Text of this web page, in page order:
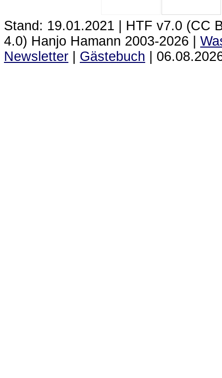
Stand: 19.01.2021 | HTF v7.0 (CC
4.0) Hanjo Hamann 2003‑2026 |
Newsletter
Gästebuch